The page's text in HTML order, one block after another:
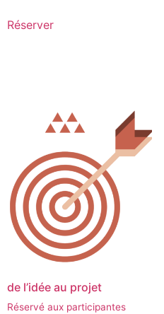
Réserver
de l’idée au projet
Réservé aux participantes